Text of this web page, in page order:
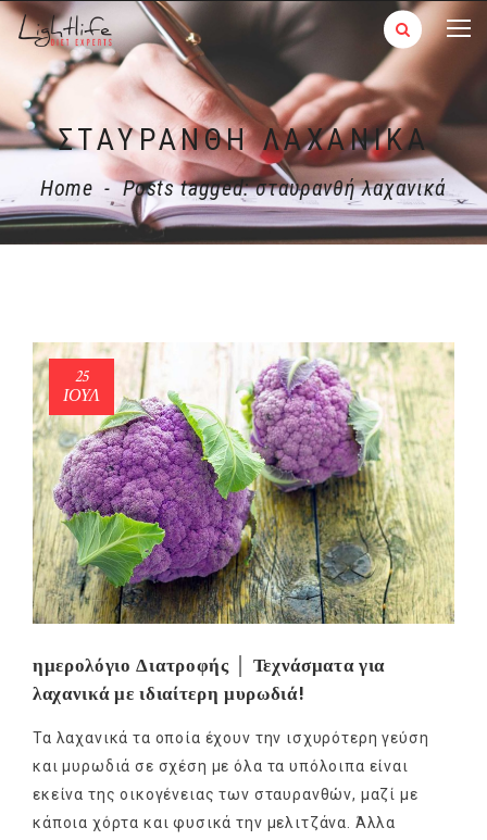
ΣΤΑΥΡΑΝΘΉ ΛΑΧΑΝΙΚΆ
Home - Posts tagged: σταυρανθή λαχανικά
25
ΙΟΎΛ
ημερολόγιο Διατροφής │ Τεχνάσματα για
λαχανικά με ιδιαίτερη μυρωδιά!
Τα λαχανικά τα οποία έχουν την ισχυρότερη γεύση
και μυρωδιά σε σχέση με όλα τα υπόλοιπα είναι
εκείνα της οικογένειας των σταυρανθών, μαζί με
κάποια χόρτα και φυσικά την μελιτζάνα. Άλλα